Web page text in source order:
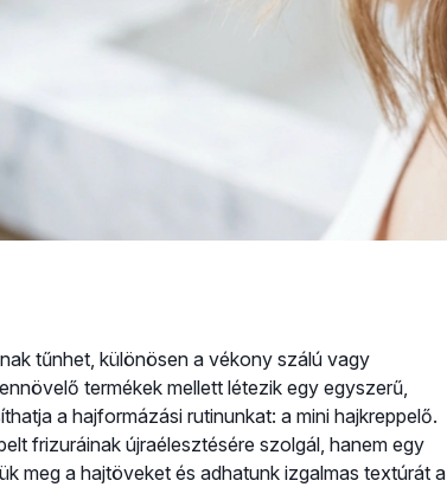
tűnhet, különösen a vékony szálú vagy
termékek mellett létezik egy egyszerű,
a hajformázási rutinunkat: a mini hajkreppelő.
frizuráinak újraélesztésére szolgál, hanem egy
meg a hajtöveket és adhatunk izgalmas textúrát a